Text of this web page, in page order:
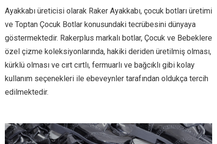
Ayakkabı üreticisi olarak Raker Ayakkabı, çocuk botları üretimi
ve Toptan Çocuk Botlar konusundaki tecrübesini dünyaya
göstermektedir. Rakerplus markalı botlar, Çocuk ve Bebeklere
özel çizme koleksiyonlarında, hakiki deriden üretilmiş olması,
kürklü olması ve cırt cırtlı, fermuarlı ve bağcıklı gibi kolay
kullanım seçenekleri ile ebeveynler tarafından oldukça tercih
edilmektedir.